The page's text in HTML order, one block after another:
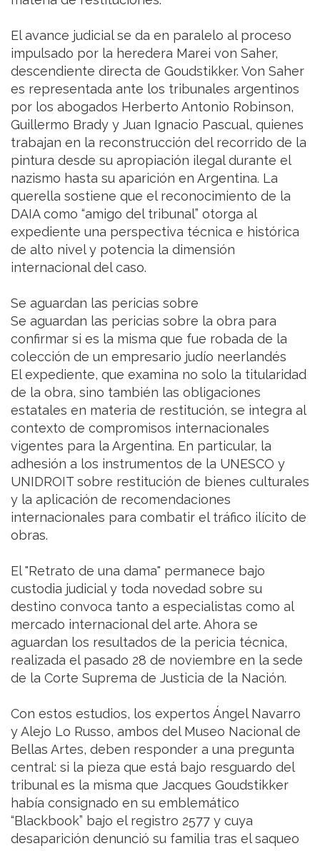
El avance judicial se da en paralelo al proceso
impulsado por la heredera Marei von Saher,
descendiente directa de Goudstikker. Von Saher
es representada ante los tribunales argentinos
por los abogados Herberto Antonio Robinson,
Guillermo Brady y Juan Ignacio Pascual, quienes
trabajan en la reconstrucción del recorrido de la
pintura desde su apropiación ilegal durante el
nazismo hasta su aparición en Argentina. La
querella sostiene que el reconocimiento de la
DAIA como “amigo del tribunal” otorga al
expediente una perspectiva técnica e histórica
de alto nivel y potencia la dimensión
internacional del caso.
Se aguardan las pericias sobre
Se aguardan las pericias sobre la obra para
confirmar si es la misma que fue robada de la
colección de un empresario judío neerlandés
El expediente, que examina no solo la titularidad
de la obra, sino también las obligaciones
estatales en materia de restitución, se integra al
contexto de compromisos internacionales
vigentes para la Argentina. En particular, la
adhesión a los instrumentos de la UNESCO y
UNIDROIT sobre restitución de bienes culturales
y la aplicación de recomendaciones
internacionales para combatir el tráfico ilícito de
obras.
El "Retrato de una dama" permanece bajo
custodia judicial y toda novedad sobre su
destino convoca tanto a especialistas como al
mercado internacional del arte. Ahora se
aguardan los resultados de la pericia técnica,
realizada el pasado 28 de noviembre en la sede
de la Corte Suprema de Justicia de la Nación.
Con estos estudios, los expertos Ángel Navarro
y Alejo Lo Russo, ambos del Museo Nacional de
Bellas Artes, deben responder a una pregunta
central: si la pieza que está bajo resguardo del
tribunal es la misma que Jacques Goudstikker
había consignado en su emblemático
“Blackbook” bajo el registro 2577 y cuya
desaparición denunció su familia tras el saqueo